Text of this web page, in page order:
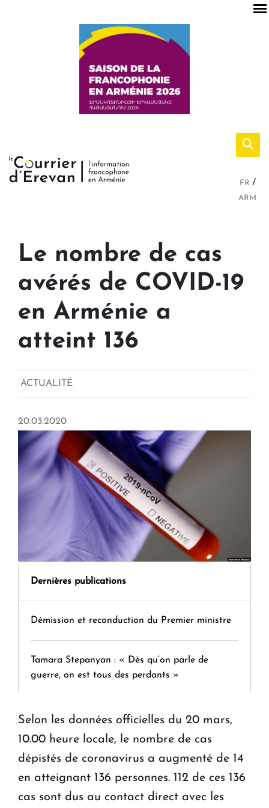
FR
ARM
Le nombre de cas
avérés de COVID-19
en Arménie a
atteint 136
ACTUALITÉ
20.03.2020
Dernières publications
Démission et reconduction du Premier ministre
Tamara Stepanyan : « Dès qu’on parle de
guerre, on est tous des perdants »
" Tant qu'il n'existe pas d'alternative concrète, la
KASA : 30 ans d'audace, de résilience et d'avenir
en Arménie
Selon les données officielles du 20 mars,
10.00 heure locale, le nombre de cas
dépistés de coronavirus a augmenté de 14
en atteignant 136 personnes. 112 de ces 136
cas sont dus au contact direct avec les